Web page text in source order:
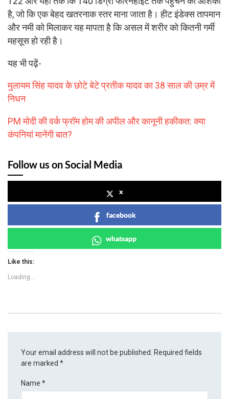
है, जो कि एक बेहद खतरनाक स्तर माना जाता है। हीट इंडेक्स तापमान
और नमी को मिलाकर यह मापता है कि असल में शरीर को कितनी गर्मी
महसूस हो रही है।
यह भी पढ़ें-
मुलायम सिंह यादव के छोटे बेटे प्रतीक यादव का 38 साल की उम्र में
निधन
PM मोदी की वर्क फ्रॉम होम की अपील और कानूनी हकीकत: क्या
कंपनियां मानेंगी बात?
Follow us on Social Media
x
facebook
whatsapp
Like this:
Loading...
Your email address will not be published. Required fields
are marked*
Name*